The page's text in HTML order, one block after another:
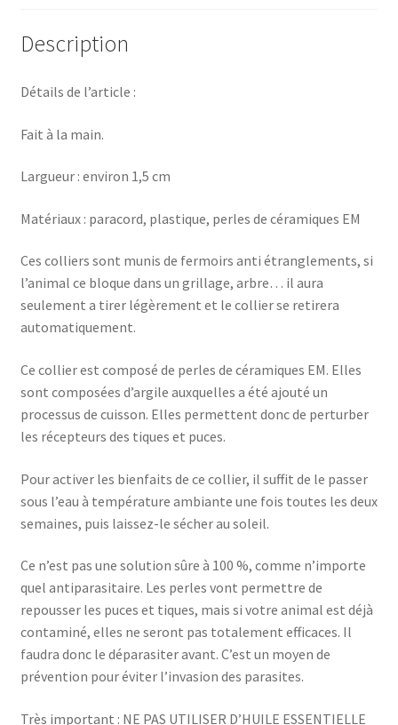
Description
Détails de l’article :
Fait à la main.
Largueur : environ 1,5 cm
Matériaux : paracord, plastique, perles de céramiques EM
Ces colliers sont munis de fermoirs anti étranglements, si
l’animal ce bloque dans un grillage, arbre… il aura
seulement a tirer légèrement et le collier se retirera
automatiquement.
Ce collier est composé de perles de céramiques EM. Elles
sont composées d’argile auxquelles a été ajouté un
processus de cuisson. Elles permettent donc de perturber
les récepteurs des tiques et puces.
Pour activer les bienfaits de ce collier, il suffit de le passer
sous l’eau à température ambiante une fois toutes les deux
semaines, puis laissez-le sécher au soleil.
Ce n’est pas une solution sûre à 100 %, comme n’importe
quel antiparasitaire. Les perles vont permettre de
repousser les puces et tiques, mais si votre animal est déjà
contaminé, elles ne seront pas totalement efficaces. Il
faudra donc le déparasiter avant. C’est un moyen de
prévention pour éviter l’invasion des parasites.
Très important : NE PAS UTILISER D’HUILE ESSENTIELLE